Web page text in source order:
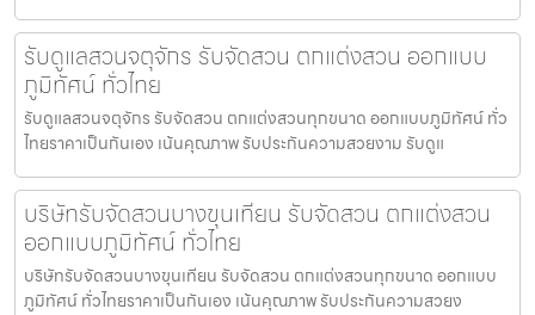
รับดูแลสวนจตุจักร รับจัดสวน ตกแต่งสวน ออกแบบ
ภูมิทัศน์ ทั่วไทย
รับดูแลสวนจตุจักร รับจัดสวน ตกแต่งสวนทุกขนาด ออกแบบภูมิทัศน์ ทั่ว
ไทยราคาเป็นกันเอง เน้นคุณภาพ รับประกันความสวยงาม รับดูแ
บริษัทรับจัดสวนบางขุนเทียน รับจัดสวน ตกแต่งสวน
ออกแบบภูมิทัศน์ ทั่วไทย
บริษัทรับจัดสวนบางขุนเทียน รับจัดสวน ตกแต่งสวนทุกขนาด ออกแบบ
ภูมิทัศน์ ทั่วไทยราคาเป็นกันเอง เน้นคุณภาพ รับประกันความสวยง